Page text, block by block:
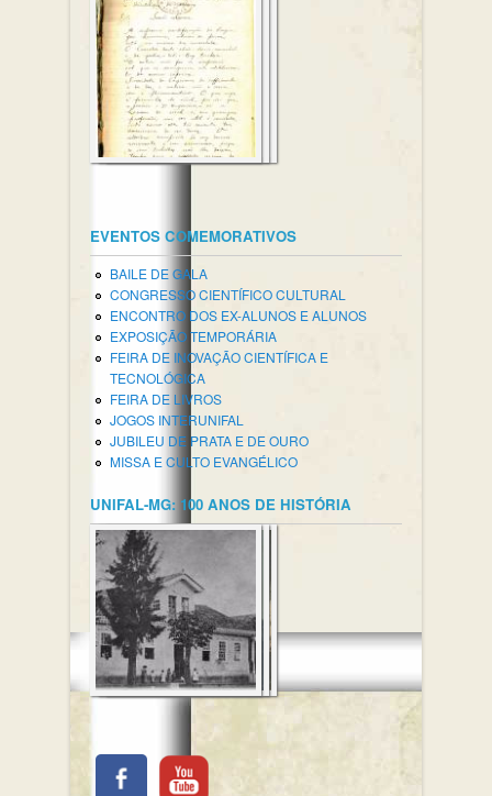
EVENTOS COMEMORATIVOS
BAILE DE GALA
CONGRESSO CIENTÍFICO CULTURAL
ENCONTRO DOS EX-ALUNOS E ALUNOS
EXPOSIÇÃO TEMPORÁRIA
FEIRA DE INOVAÇÃO CIENTÍFICA E
TECNOLÓGICA
FEIRA DE LIVROS
JOGOS INTERUNIFAL
JUBILEU DE PRATA E DE OURO
MISSA E CULTO EVANGÉLICO
UNIFAL-MG: 100 ANOS DE HISTÓRIA